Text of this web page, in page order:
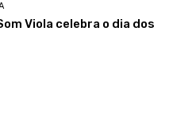
Viola celebra o dia dos